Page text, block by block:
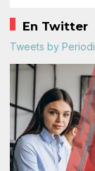
En Twitter
Tweets by